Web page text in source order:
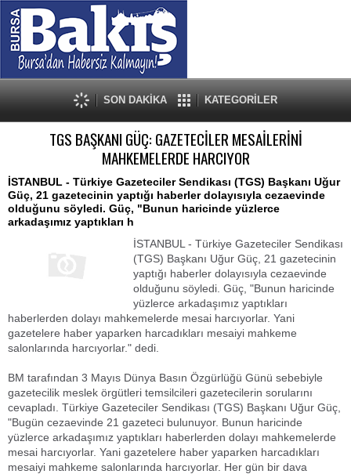
SON DAKİKA KATEGORİLER
TGS BAŞKANI GÜÇ: GAZETECİLER MESAİLERİNİ
MAHKEMELERDE HARCIYOR
İSTANBUL - Türkiye Gazeteciler Sendikası (TGS) Başkanı Uğur
Güç, 21 gazetecinin yaptığı haberler dolayısıyla cezaevinde
olduğunu söyledi. Güç, "Bunun haricinde yüzlerce
arkadaşımız yaptıkları h
İSTANBUL - Türkiye Gazeteciler Sendikası
(TGS) Başkanı Uğur Güç, 21 gazetecinin
yaptığı haberler dolayısıyla cezaevinde
olduğunu söyledi. Güç, "Bunun haricinde
yüzlerce arkadaşımız yaptıkları
haberlerden dolayı mahkemelerde mesai harcıyorlar. Yani
gazetelere haber yaparken harcadıkları mesaiyi mahkeme
salonlarında harcıyorlar." dedi.
BM tarafından 3 Mayıs Dünya Basın Özgürlüğü Günü sebebiyle
gazetecilik meslek örgütleri temsilcileri gazetecilerin sorularını
cevapladı. Türkiye Gazeteciler Sendikası (TGS) Başkanı Uğur Güç,
"Bugün cezaevinde 21 gazeteci bulunuyor. Bunun haricinde
yüzlerce arkadaşımız yaptıkları haberlerden dolayı mahkemelerde
mesai harcıyorlar. Yani gazetelere haber yaparken harcadıkları
mesaiyi mahkeme salonlarında harcıyorlar. Her gün bir dava